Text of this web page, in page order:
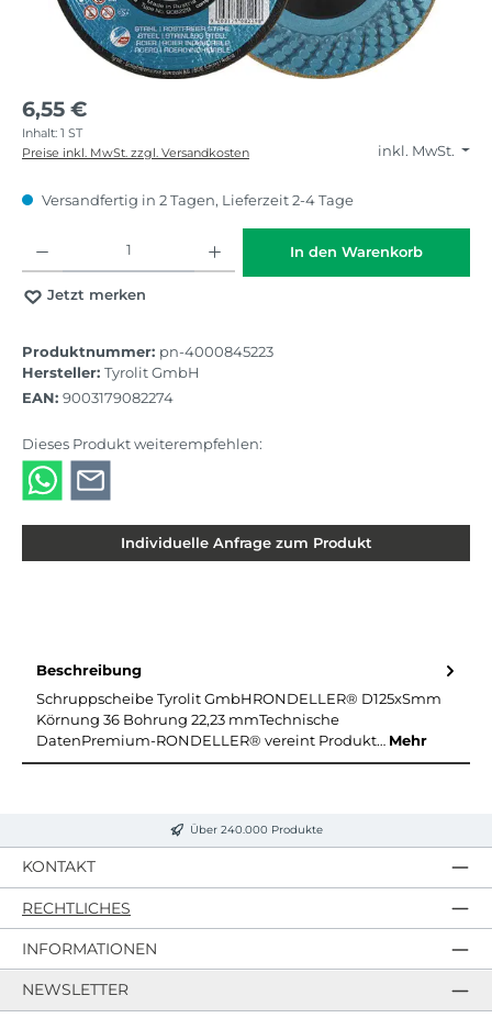
6,55 €
Inhalt: 1 ST
inkl. MwSt.
Preise inkl. MwSt. zzgl. Versandkosten
Versandfertig in 2 Tagen, Lieferzeit 2-4 Tage
In den Warenkorb
Jetzt merken
Produktnummer: pn-4000845223
Hersteller: Tyrolit GmbH
EAN: 9003179082274
Dieses Produkt weiterempfehlen:
Individuelle Anfrage zum Produkt
Beschreibung
Schruppscheibe Tyrolit GmbHRONDELLER® D125xSmm
Körnung 36 Bohrung 22,23 mmTechnische
DatenPremium-RONDELLER® vereint Produkt… Mehr
Über 240.000 Produkte
KONTAKT
RECHTLICHES
INFORMATIONEN
NEWSLETTER